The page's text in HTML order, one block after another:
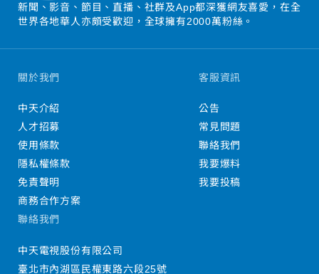
新聞、影音、節目、直播、社群及App都深獲網友喜愛，在全
世界各地華人亦頗受歡迎，全球擁有2000萬粉絲。
關於我們
中天介紹
人才招募
使用條款
隱私權條款
免責聲明
商務合作方案
客服資訊
公告
常見問題
聯絡我們
我要爆料
我要投稿
聯絡我們
中天電視股份有限公司
臺北市內湖區民權東路六段25號